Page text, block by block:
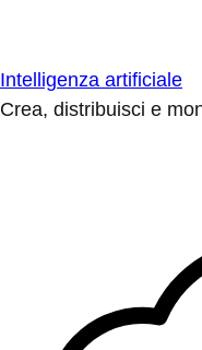
Intelligenza artificiale
Crea, distribuisci e